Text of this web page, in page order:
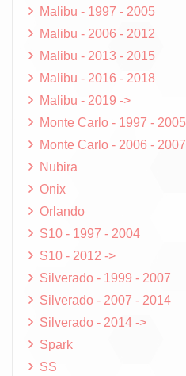
Malibu - 1997 - 2005
Malibu - 2006 - 2012
Malibu - 2013 - 2015
Malibu - 2016 - 2018
Malibu - 2019 ->
Monte Carlo - 1997 - 2005
Monte Carlo - 2006 - 2007
Nubira
Onix
Orlando
S10 - 1997 - 2004
S10 - 2012 ->
Silverado - 1999 - 2007
Silverado - 2007 - 2014
Silverado - 2014 ->
Spark
SS